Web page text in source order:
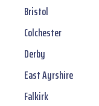
Bristol
Colchester
Derby
East Ayrshire
Falkirk